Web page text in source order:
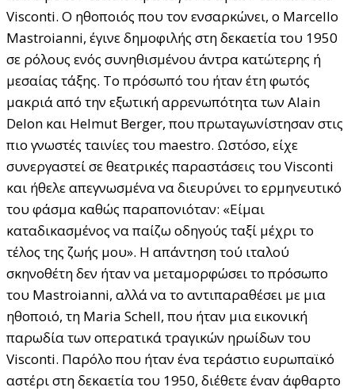
Visconti. Ο ηθοποιός που τον ενσαρκώνει, ο Marcello
Mastroianni, έγινε δημοφιλής στη δεκαετία του 1950
σε ρόλους ενός συνηθισμένου άντρα κατώτερης ή
μεσαίας τάξης. Το πρόσωπό του ήταν έτη φωτός
μακριά από την εξωτική αρρενωπότητα των Alain
Delon και Helmut Berger, που πρωταγωνίστησαν στις
πιο γνωστές ταινίες του maestro. Ωστόσο, είχε
συνεργαστεί σε θεατρικές παραστάσεις του Visconti
και ήθελε απεγνωσμένα να διευρύνει το ερμηνευτικό
του φάσμα καθώς παραπονιόταν: «Είμαι
καταδικασμένος να παίζω οδηγούς ταξί μέχρι το
τέλος της ζωής μου». Η απάντηση τού ιταλού
σκηνοθέτη δεν ήταν να μεταμορφώσει το πρόσωπο
του Mastroianni, αλλά να το αντιπαραθέσει με μια
ηθοποιό, τη Maria Schell, που ήταν μια εικονική
παρωδία των οπερατικά τραγικών ηρωίδων του
Visconti. Παρόλο που ήταν ένα τεράστιο ευρωπαϊκό
αστέρι στη δεκαετία του 1950, διέθετε έναν άφθαρτο